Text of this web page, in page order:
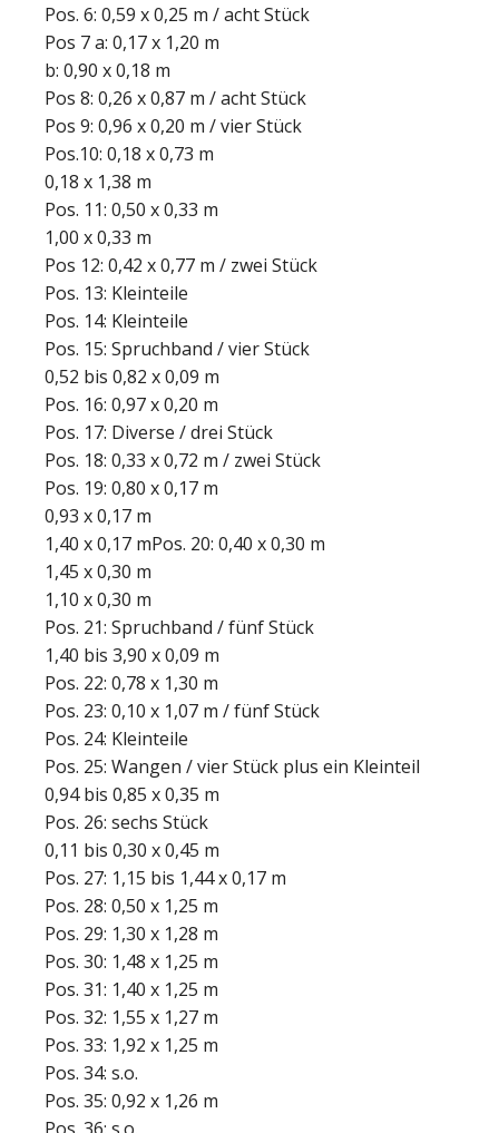
Pos. 6: 0,59 x 0,25 m / acht Stück
Pos 7 a: 0,17 x 1,20 m
b: 0,90 x 0,18 m
Pos 8: 0,26 x 0,87 m / acht Stück
Pos 9: 0,96 x 0,20 m / vier Stück
Pos.10: 0,18 x 0,73 m
0,18 x 1,38 m
Pos. 11: 0,50 x 0,33 m
1,00 x 0,33 m
Pos 12: 0,42 x 0,77 m / zwei Stück
Pos. 13: Kleinteile
Pos. 14: Kleinteile
Pos. 15: Spruchband / vier Stück
0,52 bis 0,82 x 0,09 m
Pos. 16: 0,97 x 0,20 m
Pos. 17: Diverse / drei Stück
Pos. 18: 0,33 x 0,72 m / zwei Stück
Pos. 19: 0,80 x 0,17 m
0,93 x 0,17 m
1,40 x 0,17 mPos. 20: 0,40 x 0,30 m
1,45 x 0,30 m
1,10 x 0,30 m
Pos. 21: Spruchband / fünf Stück
1,40 bis 3,90 x 0,09 m
Pos. 22: 0,78 x 1,30 m
Pos. 23: 0,10 x 1,07 m / fünf Stück
Pos. 24: Kleinteile
Pos. 25: Wangen / vier Stück plus ein Kleinteil
0,94 bis 0,85 x 0,35 m
Pos. 26: sechs Stück
0,11 bis 0,30 x 0,45 m
Pos. 27: 1,15 bis 1,44 x 0,17 m
Pos. 28: 0,50 x 1,25 m
Pos. 29: 1,30 x 1,28 m
Pos. 30: 1,48 x 1,25 m
Pos. 31: 1,40 x 1,25 m
Pos. 32: 1,55 x 1,27 m
Pos. 33: 1,92 x 1,25 m
Pos. 34: s.o.
Pos. 35: 0,92 x 1,26 m